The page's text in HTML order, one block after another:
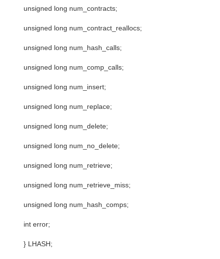
unsigned long num_contracts;
unsigned long num_contract_reallocs;
unsigned long num_hash_calls;
unsigned long num_comp_calls;
unsigned long num_insert;
unsigned long num_replace;
unsigned long num_delete;
unsigned long num_no_delete;
unsigned long num_retrieve;
unsigned long num_retrieve_miss;
unsigned long num_hash_comps;
int error;
} LHASH;